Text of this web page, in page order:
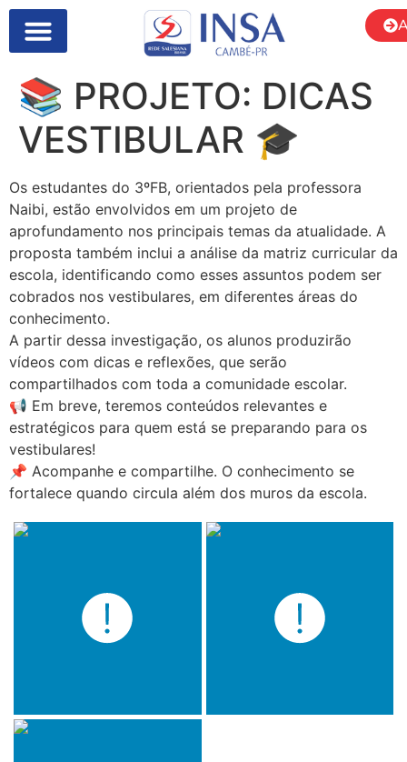
📚 PROJETO: DICAS
VESTIBULAR 🎓
Os estudantes do 3ºFB, orientados pela professora
Naibi, estão envolvidos em um projeto de
aprofundamento nos principais temas da atualidade. A
proposta também inclui a análise da matriz curricular da
escola, identificando como esses assuntos podem ser
cobrados nos vestibulares, em diferentes áreas do
conhecimento.
A partir dessa investigação, os alunos produzirão
vídeos com dicas e reflexões, que serão
compartilhados com toda a comunidade escolar.
📢 Em breve, teremos conteúdos relevantes e
estratégicos para quem está se preparando para os
vestibulares!
📌 Acompanhe e compartilhe. O conhecimento se
fortalece quando circula além dos muros da escola.